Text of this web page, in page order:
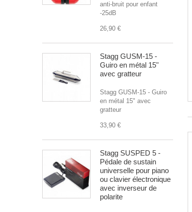
anti-bruit pour enfant
-25dB
26,90 €
Stagg GUSM-15 -
Guiro en métal 15"
avec gratteur
Stagg GUSM-15 - Guiro
en métal 15" avec
gratteur
33,90 €
Stagg SUSPED 5 -
Pédale de sustain
universelle pour piano
ou clavier électronique
avec inverseur de
polarite